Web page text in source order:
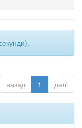
назад 1 далі